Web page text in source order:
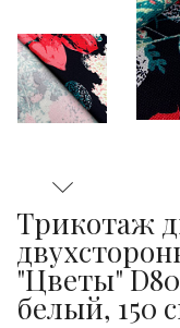
Трикотаж
"Цветы"
белый, 150